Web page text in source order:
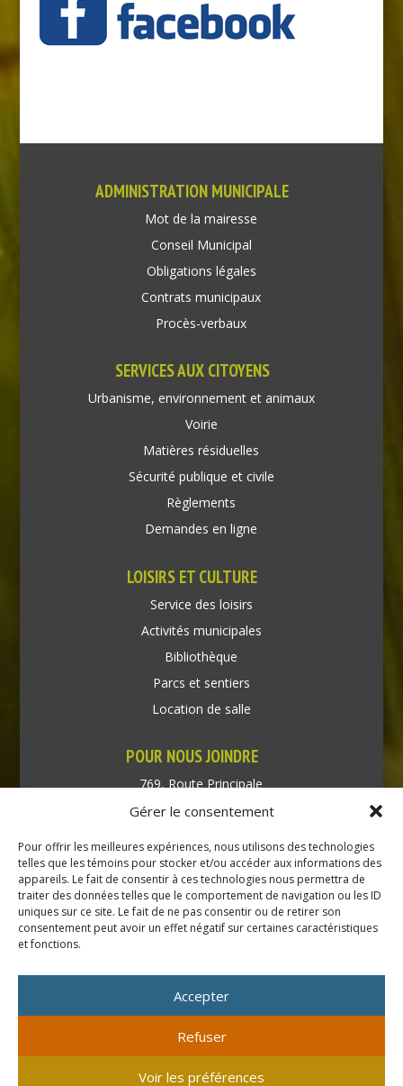
Gérer le consentement
Pour offrir les meilleures expériences, nous utilisons des technologies
telles que les témoins pour stocker et/ou accéder aux informations des
appareils. Le fait de consentir à ces technologies nous permettra de
traiter des données telles que le comportement de navigation ou les ID
uniques sur ce site. Le fait de ne pas consentir ou de retirer son
consentement peut avoir un effet négatif sur certaines caractéristiques
et fonctions.
Accepter
Refuser
Voir les préférences
ADMINISTRATION MUNICIPALE
Mot de la mairesse
Conseil Municipal
Obligations légales
Contrats municipaux
Procès-verbaux
SERVICES AUX CITOYENS
Urbanisme, environnement et animaux
Voirie
Matières résiduelles
Sécurité publique et civile
Règlements
Demandes en ligne
LOISIRS ET CULTURE
Service des loisirs
Activités municipales
Bibliothèque
Parcs et sentiers
Location de salle
POUR NOUS JOINDRE
769, Route Principale
Très-Saint-Rédempteur
Téléphone : (450) 451-5203
Direction générale :
dir@tressaintredempteur.ca
© 2026 Tous droits réservés. Municipalité de Très-Saint-
Rédempteur.